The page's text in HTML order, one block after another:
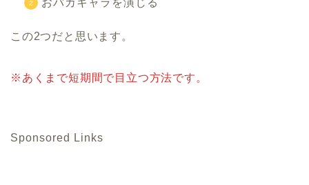
おバカキャラを演じる
この2つだと思います。
※あくまで短期間で目立つ方法です。
Sponsored Links